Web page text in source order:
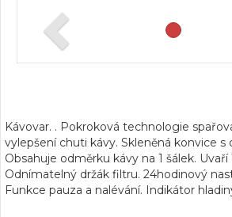
Kávovar. . Pokroková technologie
vylepšení chuti kávy. Skleněná konvice s
Obsahuje odměrku kávy na 1 šálek. Uvaří
Odnímatelný držák filtru. 24hodinový
Funkce pauza a nalévání. Indikátor